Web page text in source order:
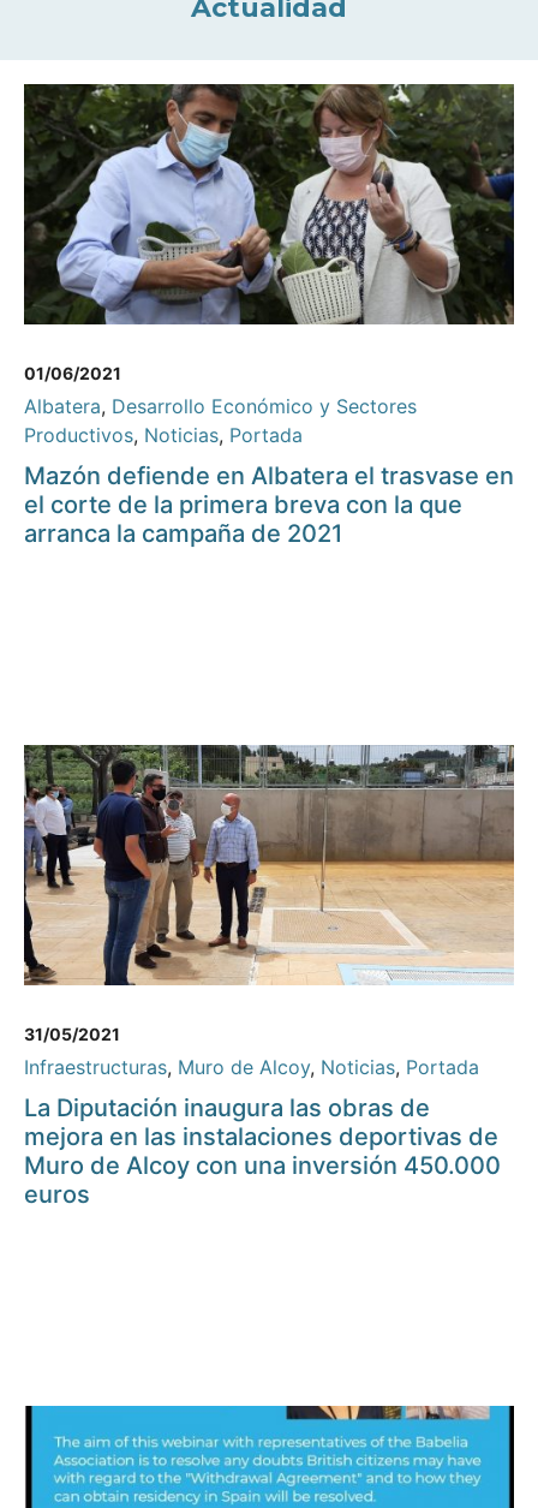
Actualidad
01/06/2021
Albatera, Desarrollo Económico y Sectores
Productivos, Noticias, Portada
Mazón defiende en Albatera el trasvase en
el corte de la primera breva con la que
arranca la campaña de 2021
31/05/2021
Infraestructuras, Muro de Alcoy, Noticias, Portada
La Diputación inaugura las obras de
mejora en las instalaciones deportivas de
Muro de Alcoy con una inversión 450.000
euros